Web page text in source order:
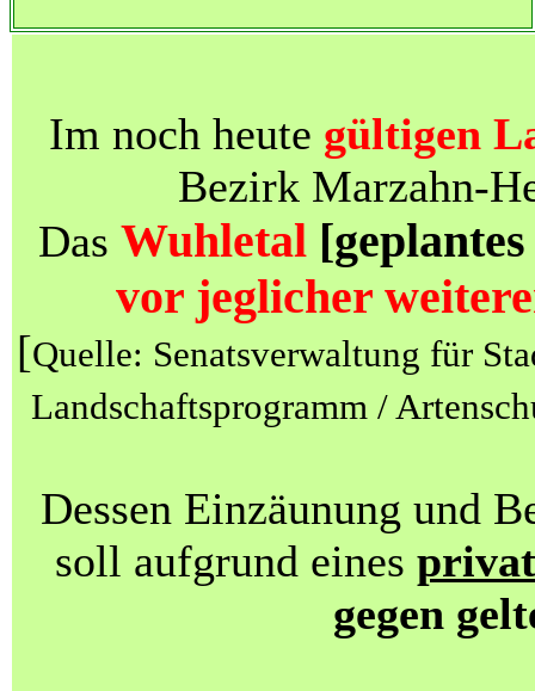
Im noch heute gültigen
Bezirk Marzahn-
Das Wuhletal
vor jeglicher
[Quelle: Senatsverwaltung für
Landschaftsprogramm /
Dessen Einzäunung und
soll aufgrund eines privat
gegen